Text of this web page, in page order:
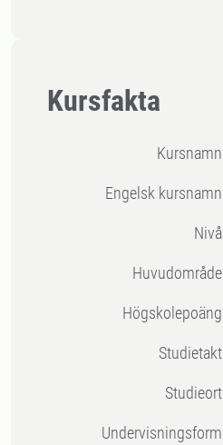
Kursfakta
Kursnamn
Engelsk kursnamn
Nivå
Huvudområde
högskolepoäng
Studietakt
Studieort
Undervisningsform